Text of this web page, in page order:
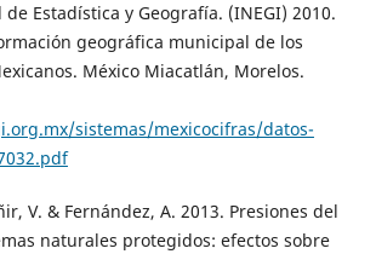
Estadística y Geografía. (INEGI) 2010.
geográfica municipal de los
México Miacatlán, Morelos.
sistemas/mexicocifras/datos-
V. & Fernández, A. 2013. Presiones del
naturales protegidos: efectos sobre